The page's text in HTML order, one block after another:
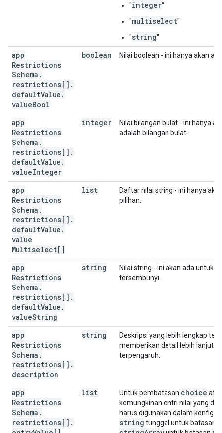
string
,
"restrictions": [
"title"
"restrictionType"
"entry": [
string
],
string
],
"defaultValue"
"type": string
,
"valueBool"
boolean
,
"valueString"
string
"valueMultiselect"
},
"nestedRestriction": [
AppRestrictionsSchemaRestriction)
]
]
}
}
"integer"
"multiselect"
"string"
app
Restrictions
Schema .
restrictions[] .
defaultValue .
valueBool
boolean Nilai boolean - ini hanya akan
app
Restrictions
Schema .
restrictions[] .
defaultValue .
valueInteger
integer
Nilai bilangan bulat - ini hanya
adalah bilangan bulat.
app
Restrictions
Schema .
restrictions[] .
defaultValue .
value
Multiselect[]
list
Daftar nilai string - ini hanya
pilihan.
app
Restrictions
Schema .
restrictions[] .
defaultValue .
valueString
string
Nilai string - ini akan ada untuk
tersembunyi.
app
Restrictions
Schema .
restrictions[] .
description
string
Deskripsi yang lebih lengkap
memberikan detail lebih lanjut
terpengaruh.
app
Restrictions
Schema .
restrictions[] .
list Untuk pembatasan choice
kemungkinan entri nilai yang
harus digunakan dalam
string tunggal untuk batasan